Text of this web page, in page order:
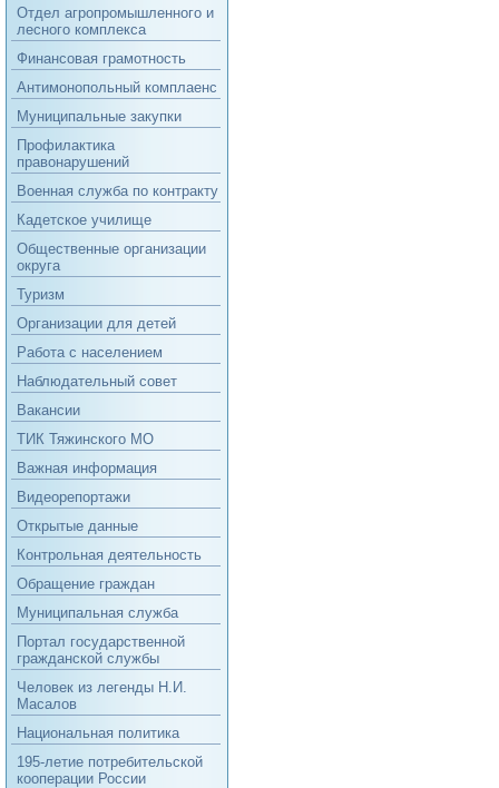
Отдел агропромышленного и
лесного комплекса
Финансовая грамотность
Антимонопольный комплаенс
Муниципальные закупки
Профилактика
правонарушений
Военная служба по контракту
Кадетское училище
Общественные организации
округа
Туризм
Организации для детей
Работа с населением
Наблюдательный совет
Вакансии
ТИК Тяжинского МО
Важная информация
Видеорепортажи
Открытые данные
Контрольная деятельность
Обращение граждан
Муниципальная служба
Портал государственной
гражданской службы
Человек из легенды Н.И.
Масалов
Национальная политика
195-летие потребительской
кооперации России